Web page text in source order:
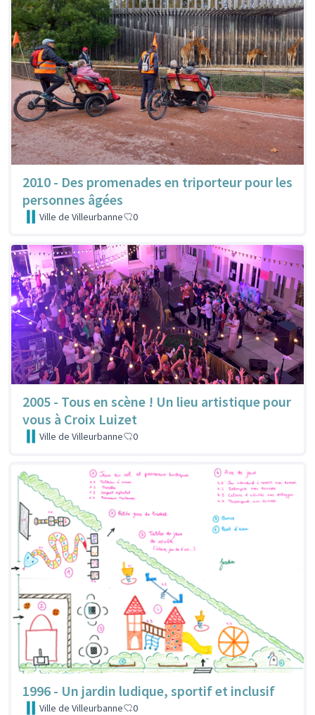
2010 - Des promenades en triporteur pour les
personnes âgées
Ville de Villeurbanne 0
2005 - Tous en scène ! Un lieu artistique pour
vous à Croix Luizet
Ville de Villeurbanne 0
1996 - Un jardin ludique, sportif et inclusif
Ville de Villeurbanne 0